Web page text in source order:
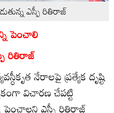
ఎస్పీ రితిరాజ్‌
పెంచాలి
రితిరాజ్‌
నేరాలపై ప్రత్యేక దృష్టి
విచారణ చేపట్టి
పెంచాలని ఎస్పీ రితిరాజ్‌